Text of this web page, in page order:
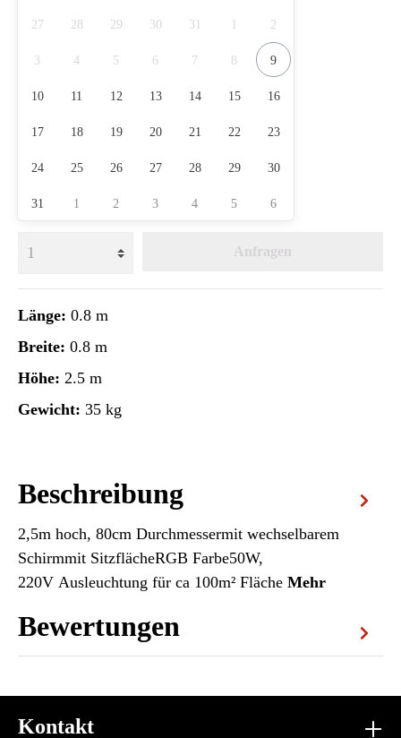
27 28 29 30 31 2
3 4 5 6 7 8 9
10 11 12 13 14 15 16
17 18 19 20 21 22 23
24 25 26 27 28 29 30
31 1 2 3 4 5 6
Anfragen
Länge: 0.8 m
Breite: 0.8 m
Höhe: 2.5 m
Gewicht: 35 kg
Beschreibung
2,5m hoch, 80cm Durchmessermit wechselbarem
Schirmmit SitzflächeRGB Farbe50W,
220V Ausleuchtung für ca 100m² Fläche Mehr
Bewertungen
Kontakt